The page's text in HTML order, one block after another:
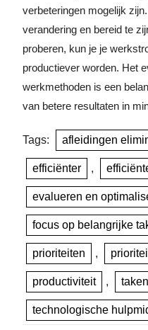
verbeteringen mogelijk
verandering en bereid te
proberen, kun je je
productiever worden. Het
werkmethoden is een
van betere resultaten in
Tags: afleidingen
efficiënter ,
evalueren en
focus op belangrijke
prioriteiten ,
productiviteit ,
technologische